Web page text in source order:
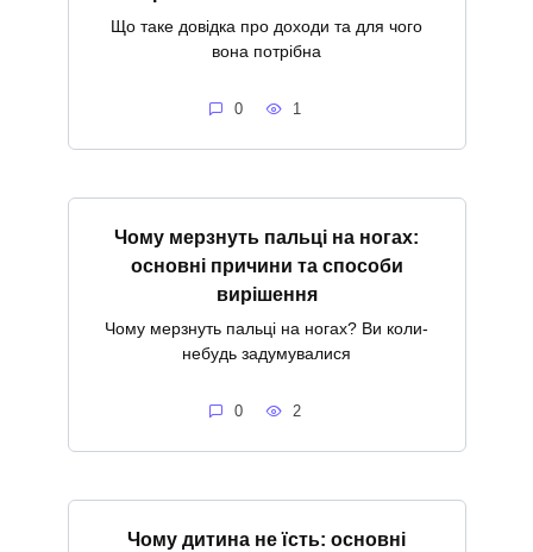
Що таке довідка про доходи та для чого
вона потрібна
0 1
Чому мерзнуть пальці на ногах:
основні причини та способи
вирішення
Чому мерзнуть пальці на ногах? Ви коли-
небудь задумувалися
0 2
Чому дитина не їсть: основні